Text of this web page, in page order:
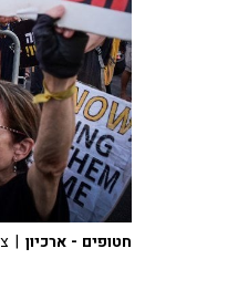
חטופים - ארכיון |